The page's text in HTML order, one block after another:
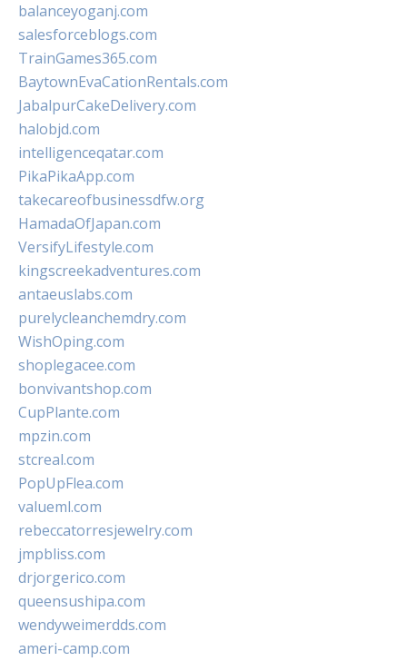
balanceyoganj.com
salesforceblogs.com
TrainGames365.com
BaytownEvaCationRentals.com
JabalpurCakeDelivery.com
halobjd.com
intelligenceqatar.com
PikaPikaApp.com
takecareofbusinessdfw.org
HamadaOfJapan.com
VersifyLifestyle.com
kingscreekadventures.com
antaeuslabs.com
purelycleanchemdry.com
WishOping.com
shoplegacee.com
bonvivantshop.com
CupPlante.com
mpzin.com
stcreal.com
PopUpFlea.com
valueml.com
rebeccatorresjewelry.com
jmpbliss.com
drjorgerico.com
queensushipa.com
wendyweimerdds.com
ameri-camp.com